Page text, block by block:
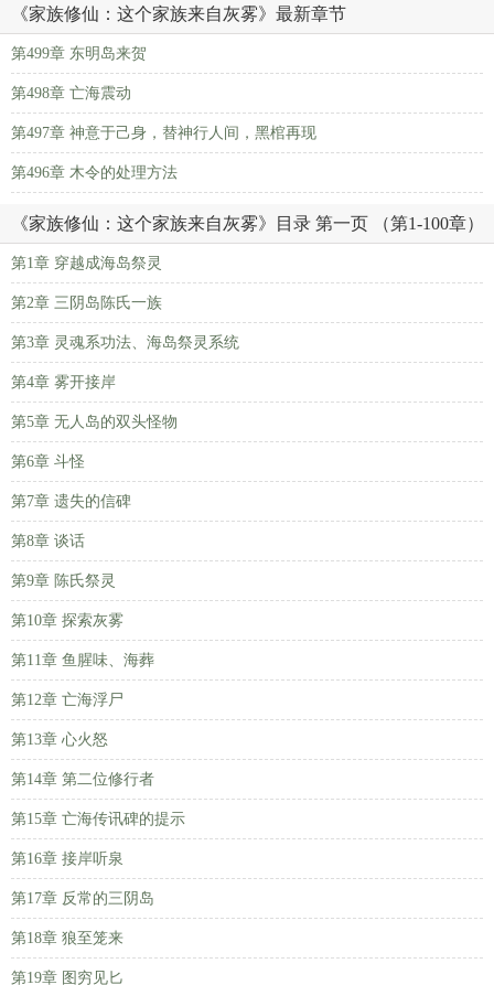
《家族修仙：这个家族来自灰雾》最新章节
第499章 东明岛来贺
第498章 亡海震动
第497章 神意于己身，替神行人间，黑棺再现
第496章 木令的处理方法
《家族修仙：这个家族来自灰雾》目录 第一页 （第1-100章）
第1章 穿越成海岛祭灵
第2章 三阴岛陈氏一族
第3章 灵魂系功法、海岛祭灵系统
第4章 雾开接岸
第5章 无人岛的双头怪物
第6章 斗怪
第7章 遗失的信碑
第8章 谈话
第9章 陈氏祭灵
第10章 探索灰雾
第11章 鱼腥味、海葬
第12章 亡海浮尸
第13章 心火怒
第14章 第二位修行者
第15章 亡海传讯碑的提示
第16章 接岸听泉
第17章 反常的三阴岛
第18章 狼至笼来
第19章 图穷见匕